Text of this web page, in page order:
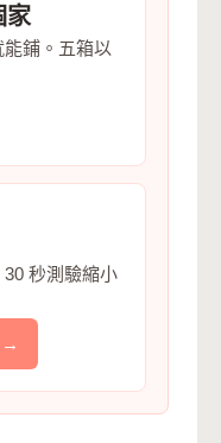
家
鋪。五箱以
秒測驗縮小
→